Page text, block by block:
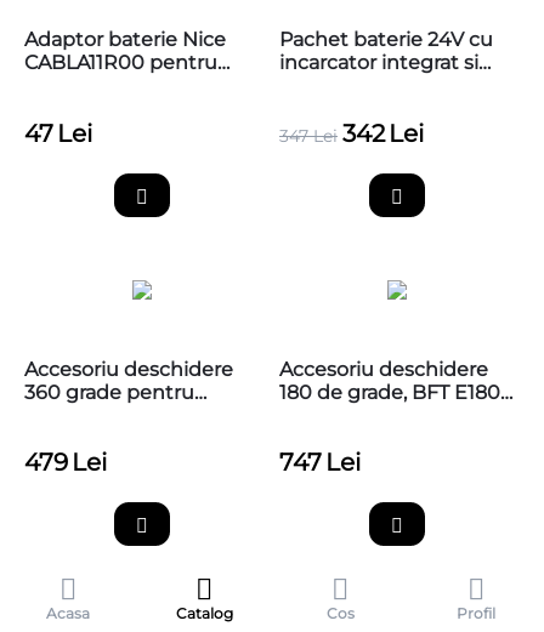
Adaptor baterie Nice
CABLA11R00 pentru
47 Lei
Pachet baterie 24V cu
incarcator integrat si
347 Lei 342 Lei
Accesoriu deschidere
360 grade pentru
Nice L-FAB, BMA1
479 Lei
Accesoriu deschidere
180 de grade, BFT E180,
747 Lei
Acasa Catalog Cos Profil